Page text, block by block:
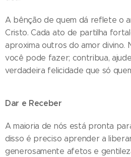
A bênção de quem dá reflete o
Cristo. Cada ato de partilha
aproxima outros do amor divino.
você pode fazer; contribua,
verdadeira felicidade que só
Dar e Receber
A maioria de nós está pronta
disso é preciso aprender a
generosamente afetos e